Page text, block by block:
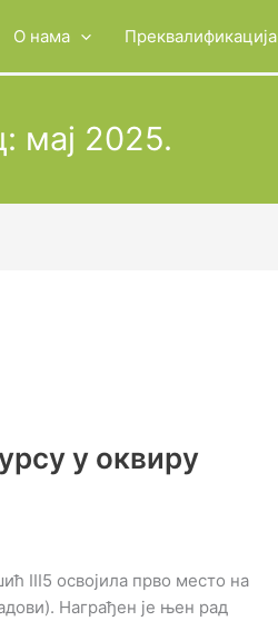
О нама Преквалификација
мај 2025.
у оквиру
III5 освојила прво место на
Награђен је њен рад